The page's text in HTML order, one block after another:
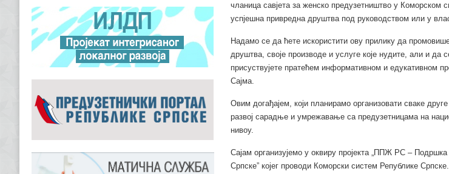
чланица савјета за женско предузетништво у Коморском
успјешна привредна друштва под руководством или у
Надамо се да ћете искористити ову прилику да
друштва, своје производе и услуге које нудите, али и да
присуствујете пратећем информативном и едукативном
Сајма.
Овим догађајем, који планирамо организовати сваке
развој сарадње и умрежавање са предузетницама на
нивоу.
Сајам организујемо у оквиру пројекта „ППЖ РС –
Српске” којег проводи Коморски систем Републике